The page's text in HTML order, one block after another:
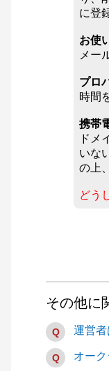
に登
お使
メー
プロ
時間
携帯
ドメ
いな
の上
どう
その他に
運営者
オー